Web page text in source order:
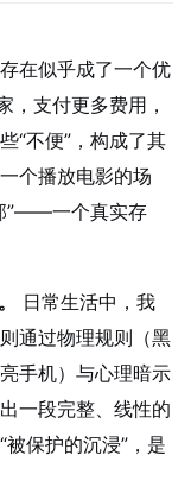
在似乎成了一个优
，支付更多费用，
“不便”，构成了其
个播放电影的场
”——一个真实存
日常生活中，我
通过物理规则（黑
手机）与心理暗示
一段完整、线性的
保护的沉浸”，是